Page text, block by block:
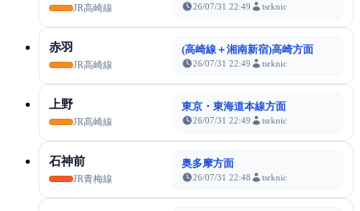
JR高崎線 26/07/31 22:49 tsrknic
赤羽
JR高崎線
(高崎線＋湘南新宿)高崎方面
26/07/31 22:49 tsrknic
上野
JR高崎線
東京・東海道本線方面
26/07/31 22:49 tsrknic
石神前
JR青梅線
奥多摩方面
26/07/31 22:48 tsrknic